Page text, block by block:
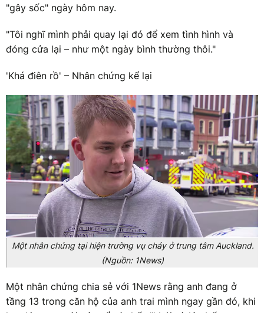
"gây sốc" ngày hôm nay.
"Tôi nghĩ mình phải quay lại đó để xem tình hình và
đóng cửa lại – như một ngày bình thường thôi."
'Khá điên rồ' – Nhân chứng kể lại
Một nhân chứng tại hiện trường vụ cháy ở trung tâm Auckland.
(Nguồn: 1News)
Một nhân chứng chia sẻ với 1News rằng anh đang ở
tầng 13 trong căn hộ của anh trai mình ngay gần đó, khi